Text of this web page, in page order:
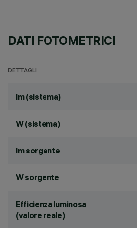
DATI FOTOMETRICI
DETTAGLI
lm (sistema)
W (sistema)
lm sorgente
W sorgente
Efficienza luminosa
(valore reale)